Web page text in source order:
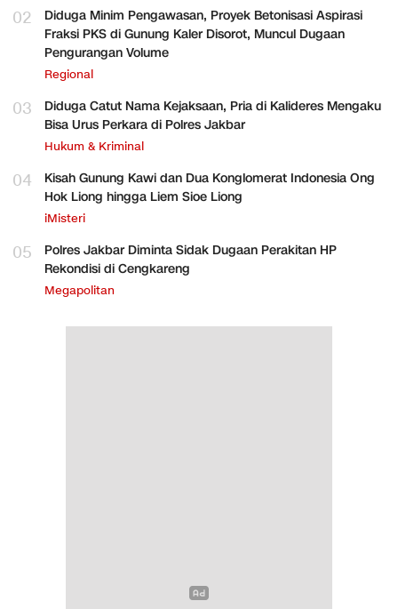
02
Diduga Minim Pengawasan, Proyek Betonisasi Aspirasi
Fraksi PKS di Gunung Kaler Disorot, Muncul Dugaan
Pengurangan Volume
Regional
03
Diduga Catut Nama Kejaksaan, Pria di Kalideres Mengaku
Bisa Urus Perkara di Polres Jakbar
Hukum & Kriminal
04
Kisah Gunung Kawi dan Dua Konglomerat Indonesia Ong
Hok Liong hingga Liem Sioe Liong
iMisteri
05
Polres Jakbar Diminta Sidak Dugaan Perakitan HP
Rekondisi di Cengkareng
Megapolitan